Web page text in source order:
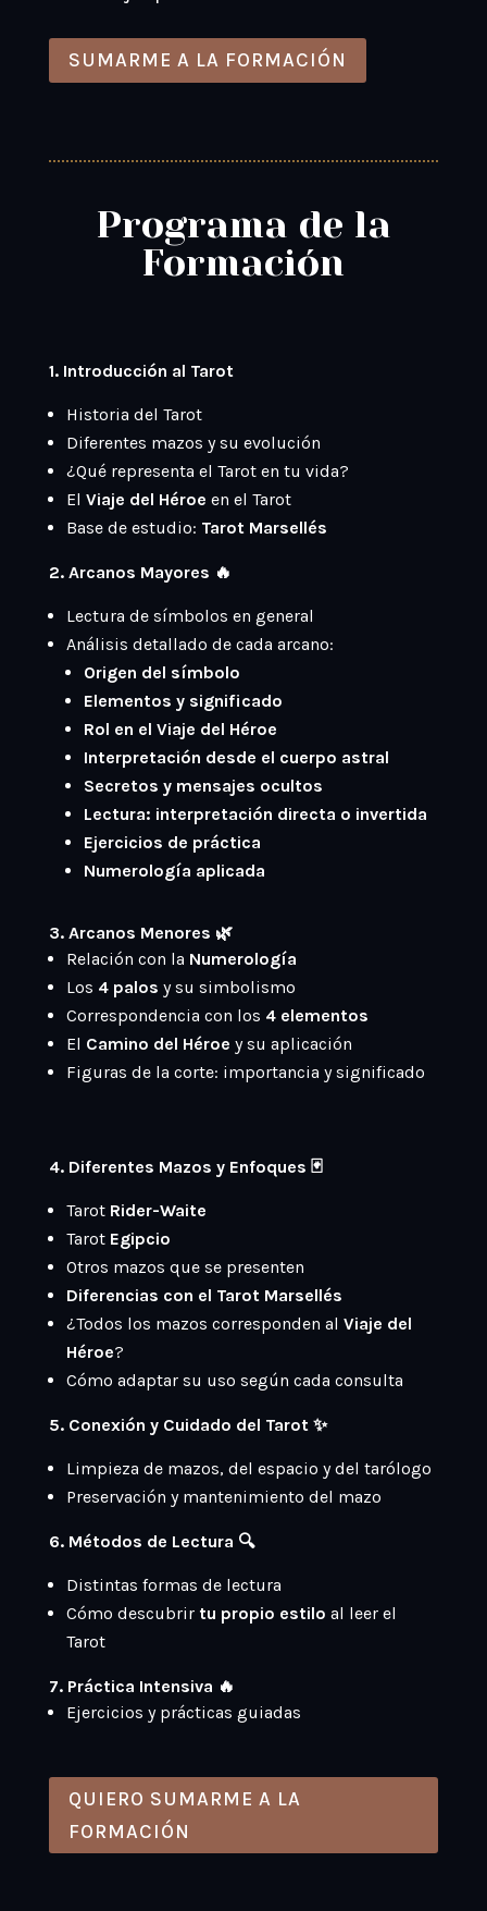
SUMARME A LA FORMACIÓN
Programa de la
Formación
1. Introducción al Tarot
Historia del Tarot
Diferentes mazos y su evolución
¿Qué representa el Tarot en tu vida?
El Viaje del Héroe en el Tarot
Base de estudio: Tarot Marsellés
2. Arcanos Mayores 🔥
Lectura de símbolos en general
Análisis detallado de cada arcano:
Origen del símbolo
Elementos y significado
Rol en el Viaje del Héroe
Interpretación desde el cuerpo astral
Secretos y mensajes ocultos
Lectura: interpretación directa o invertida
Ejercicios de práctica
Numerología aplicada
3. Arcanos Menores 🌿
Relación con la Numerología
Los 4 palos y su simbolismo
Correspondencia con los 4 elementos
El Camino del Héroe y su aplicación
Figuras de la corte: importancia y significado
4. Diferentes Mazos y Enfoques 🃏
Tarot Rider-Waite
Tarot Egipcio
Otros mazos que se presenten
Diferencias con el Tarot Marsellés
¿Todos los mazos corresponden al Viaje del
Héroe?
Cómo adaptar su uso según cada consulta
5. Conexión y Cuidado del Tarot ✨
Limpieza de mazos, del espacio y del tarólogo
Preservación y mantenimiento del mazo
6. Métodos de Lectura 🔍
Distintas formas de lectura
Cómo descubrir tu propio estilo al leer el
Tarot
7. Práctica Intensiva 🔥
Ejercicios y prácticas guiadas
QUIERO SUMARME A LA
FORMACIÓN